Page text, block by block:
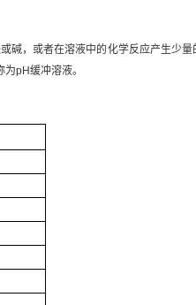
，或者在溶液中的化学反应产生少
pH缓冲溶液。